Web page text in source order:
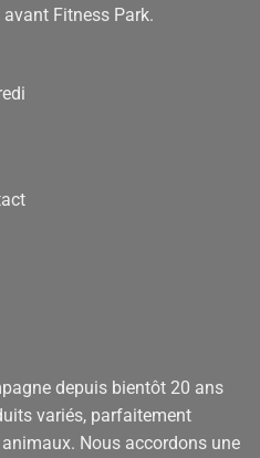
Fitness Park.
depuis bientôt 20 ans
variés, parfaitement
Nous accordons une